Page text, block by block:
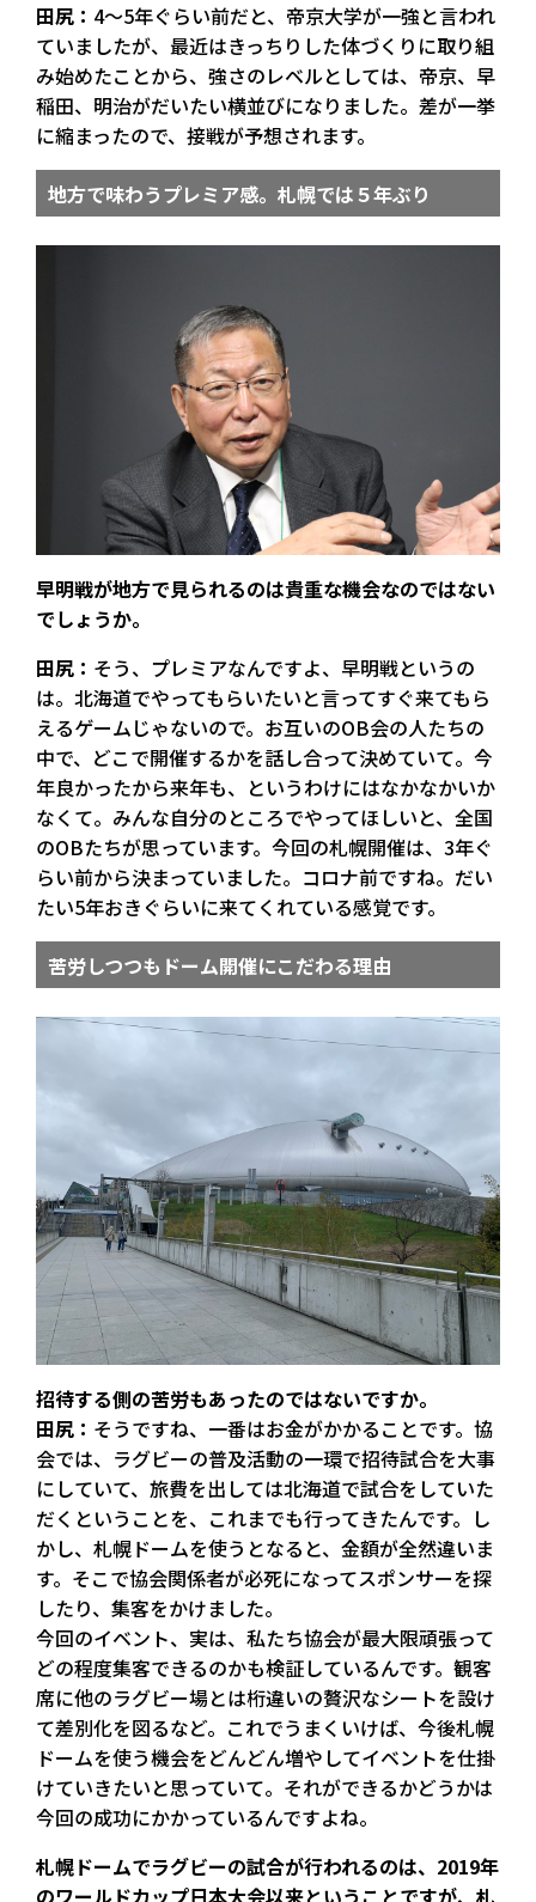
田尻： 4～5年ぐらい前だと、帝京大学が一強と言われ
ていましたが、最近はきっちりした体づくりに取り組
み始めたことから、強さのレベルとしては、帝京、早
稲田、明治がだいたい横並びになりました。差が一挙
に縮まったので、接戦が予想されます。
地方で味わうプレミア感。札幌では５年ぶり
――早明戦が地方で見られるのは貴重な機会なのではない
でしょうか。
田尻： そう、プレミアなんですよ、早明戦というの
は。北海道でやってもらいたいと言ってすぐ来てもら
えるゲームじゃないので。お互いのOB会の人たちの
中で、どこで開催するかを話し合って決めていて。今
年良かったから来年も、というわけにはなかなかいか
なくて。みんな自分のところでやってほしいと、全国
のOBたちが思っています。今回の札幌開催は、3年ぐ
らい前から決まっていました。コロナ前ですね。だい
たい5年おきぐらいに来てくれている感覚です。
苦労しつつもドーム開催にこだわる理由
――招待する側の苦労もあったのではないですか。
田尻： そうですね、一番はお金がかかることです。協
会では、ラグビーの普及活動の一環で招待試合を大事
にしていて、旅費を出しては北海道で試合をしていた
だくということを、これまでも行ってきたんです。し
かし、札幌ドームを使うとなると、金額が全然違いま
す。そこで協会関係者が必死になってスポンサーを探
したり、集客をかけました。
今回のイベント、実は、私たち協会が最大限頑張って
どの程度集客できるのかも検証しているんです。観客
席に他のラグビー場とは桁違いの贅沢なシートを設け
て差別化を図るなど。これでうまくいけば、今後札幌
ドームを使う機会をどんどん増やしてイベントを仕掛
けていきたいと思っていて。それができるかどうかは
今回の成功にかかっているんですよね。
――札幌ドームでラグビーの試合が行われるのは、2019年